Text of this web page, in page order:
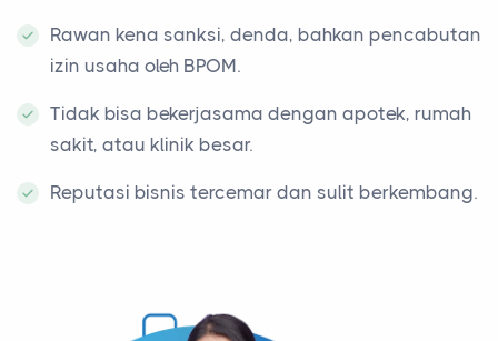
Rawan kena sanksi, denda, bahkan pencabutan
izin usaha oleh BPOM.
Tidak bisa bekerjasama dengan apotek, rumah
sakit, atau klinik besar.
Reputasi bisnis tercemar dan sulit berkembang.